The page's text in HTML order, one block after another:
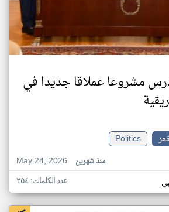
مشروعا عملاقا جديدا في
Politics
May 24, 2026
منذ شهرين
عدد الكلمات: ٢٥٤